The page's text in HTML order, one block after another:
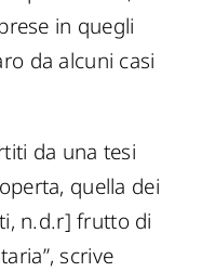
in quegli
da alcuni casi
da una tesi
quella dei
n.d.r] frutto di
scrive